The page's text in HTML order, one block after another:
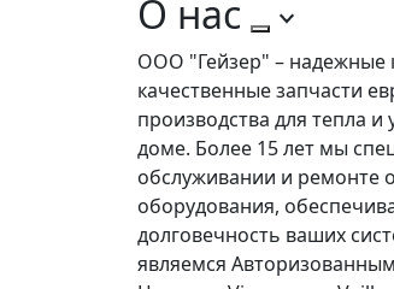
О нас
ООО "Гейзер" – надежные
качественные запчасти
производства для тепла
доме. Более 15 лет мы
обслуживании и ремонте
оборудования,
долговечность ваших
являемся